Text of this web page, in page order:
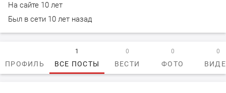
На сайте 10 лет
Был в сети 10 лет назад
ПРОФИЛЬ ВСЕ ПОСТЫ
1
ВЕСТИ
0
ФОТО
0 0